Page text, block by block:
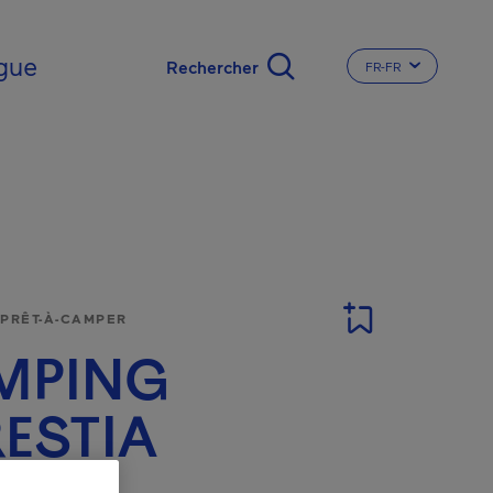
CHANGER LA
FR-FR
À-CAMPER